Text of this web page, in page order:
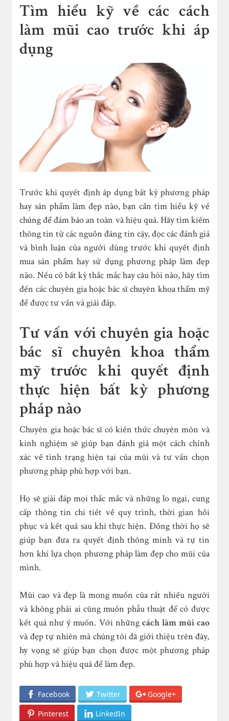
Tìm hiểu kỹ về các cách
làm mũi cao trước khi áp
dụng
Trước khi quyết định áp dụng bất kỳ phương pháp
hay sản phẩm làm đẹp nào, bạn cần tìm hiểu kỹ về
chúng để đảm bảo an toàn và hiệu quả. Hãy tìm kiếm
thông tin từ các nguồn đáng tin cậy, đọc các đánh giá
và bình luận của người dùng trước khi quyết định
mua sản phẩm hay sử dụng phương pháp làm đẹp
nào. Nếu có bất kỳ thắc mắc hay câu hỏi nào, hãy tìm
đến các chuyên gia hoặc bác sĩ chuyên khoa thẩm mỹ
để được tư vấn và giải đáp.
Tư vấn với chuyên gia hoặc
bác sĩ chuyên khoa thẩm
mỹ trước khi quyết định
thực hiện bất kỳ phương
pháp nào
Chuyên gia hoặc bác sĩ có kiến thức chuyên môn và
kinh nghiệm sẽ giúp bạn đánh giá một cách chính
xác về tình trạng hiện tại của mũi và tư vấn chọn
phương pháp phù hợp với bạn.
Họ sẽ giải đáp mọi thắc mắc và những lo ngại, cung
cấp thông tin chi tiết về quy trình, thời gian hồi
phục và kết quả sau khi thực hiện. Đồng thời họ sẽ
giúp bạn đưa ra quyết định thông minh và tự tin
hơn khi lựa chọn phương pháp làm đẹp cho mũi của
mình.
Mũi cao và đẹp là mong muốn của rất nhiều người
và không phải ai cũng muốn phẫu thuật để có được
kết quả như ý muốn. Với những cách làm mũi cao
và đẹp tự nhiên mà chúng tôi đã giới thiệu trên đây,
hy vọng sẽ giúp bạn chọn được một phương pháp
phù hợp và hiệu quả để làm đẹp.
Facebook Twitter
Google+
Pinterest
LinkedIn